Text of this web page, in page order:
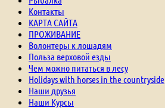
Контакты
КАРТА САЙТА
ПРОЖИВАНИЕ
Волонтеры к лошадям
Польза верховой езды
Чем можно питаться в лесу
Holidays with horses in the countryside
Наши друзья
Наши Курсы